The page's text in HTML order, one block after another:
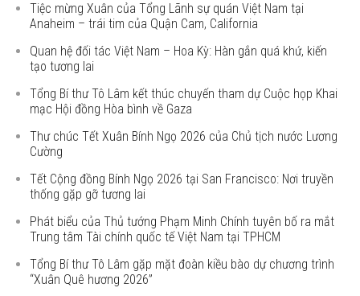
Tiệc mừng Xuân của Tổng Lãnh sự quán Việt Nam tại
Anaheim – trái tim của Quận Cam, California
Quan hệ đối tác Việt Nam – Hoa Kỳ: Hàn gắn quá khứ, kiến
tạo tương lai
Tổng Bí thư Tô Lâm kết thúc chuyến tham dự Cuộc họp Khai
mạc Hội đồng Hòa bình về Gaza
Thư chúc Tết Xuân Bính Ngọ 2026 của Chủ tịch nước Lương
Cường
Tết Cộng đồng Bính Ngọ 2026 tại San Francisco: Nơi truyền
thống gặp gỡ tương lai
Phát biểu của Thủ tướng Phạm Minh Chính tuyên bố ra mắt
Trung tâm Tài chính quốc tế Việt Nam tại TPHCM
Tổng Bí thư Tô Lâm gặp mặt đoàn kiều bào dự chương trình
“Xuân Quê hương 2026”